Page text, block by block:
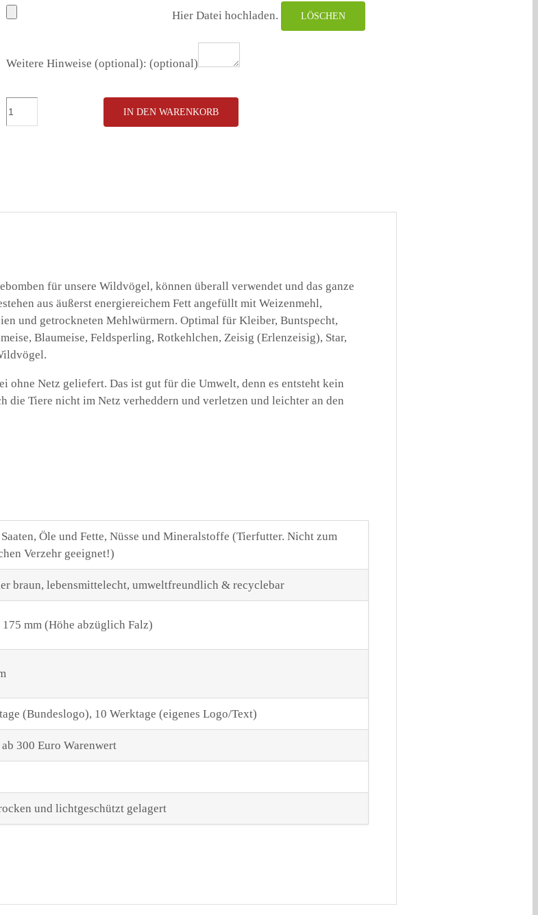
Hier Datei hochladen.
LÖSCHEN
Weitere Hinweise (optional): (optional)
DRK
3
IN DEN WARENKORB
für unsere Wildvögel, können überall verwendet und das ganze
aus äußerst energiereichem Fett angefüllt mit Weizenmehl,
und getrockneten Mehlwürmern. Optimal für Kleiber, Buntspecht,
Blaumeise, Feldsperling, Rotkehlchen, Zeisig (Erlenzeisig), Star,
ohne Netz geliefert. Das ist gut für die Umwelt, denn es entsteht kein
die Tiere nicht im Netz verheddern und verletzen und leichter an den
Öle und Fette, Nüsse und Mineralstoffe (Tierfutter. Nicht zum
Verzehr geeignet!)
braun, lebensmittelecht, umweltfreundlich & recyclebar
175 mm (Höhe abzüglich Falz)
(Bundeslogo), 10 Werktage (eigenes Logo/Text)
300 Euro Warenwert
und lichtgeschützt gelagert